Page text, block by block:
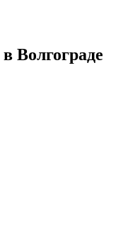
Волгограде